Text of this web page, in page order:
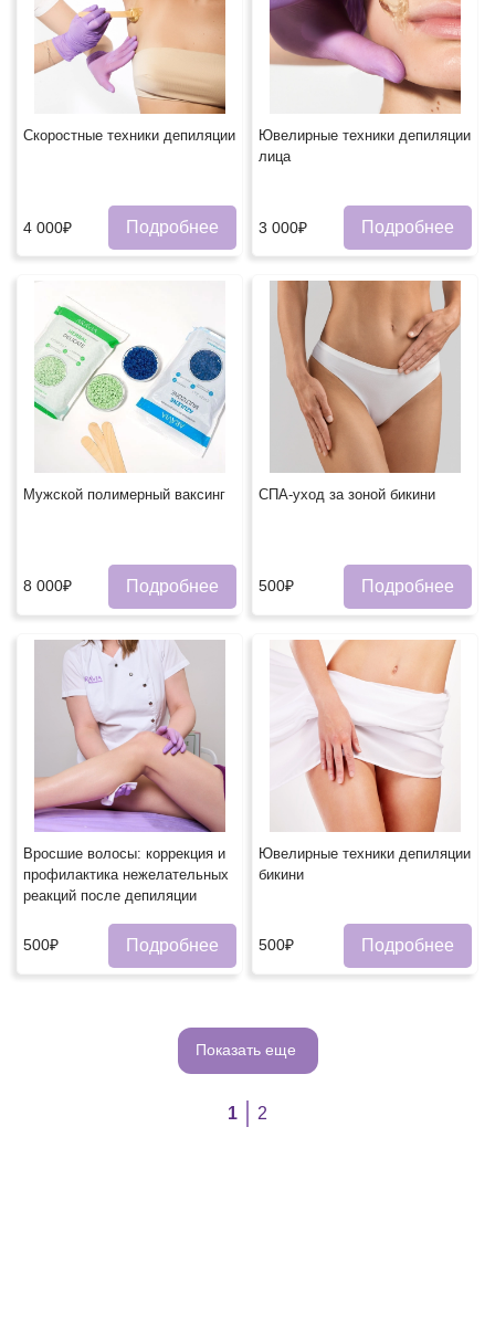
Скоростные техники депиляции
4 000₽ Подробнее
Ювелирные техники депиляции
лица
3 000₽ Подробнее
Мужской полимерный ваксинг
8 000₽ Подробнее
СПА-уход за зоной бикини
500₽ Подробнее
Вросшие волосы: коррекция и
профилактика нежелательных
реакций после депиляции
500₽ Подробнее
Ювелирные техники депиляции
бикини
500₽ Подробнее
Показать еще
1 2